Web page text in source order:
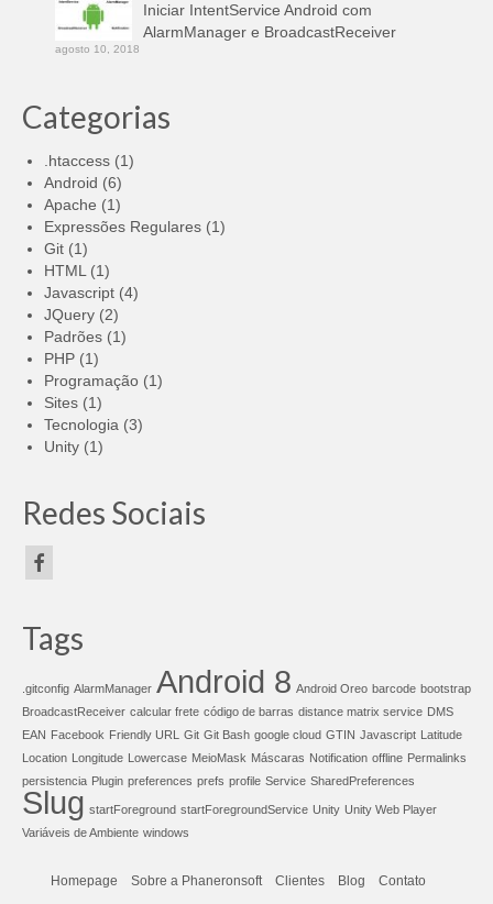
Iniciar IntentService Android com
AlarmManager e BroadcastReceiver
agosto 10, 2018
Categorias
.htaccess (1)
Android (6)
Apache (1)
Expressões Regulares (1)
Git (1)
HTML (1)
Javascript (4)
JQuery (2)
Padrões (1)
PHP (1)
Programação (1)
Sites (1)
Tecnologia (3)
Unity (1)
Redes Sociais
Tags
.gitconfig AlarmManager Android 8 Android Oreo barcode bootstrap
BroadcastReceiver calcular frete código de barras distance matrix service DMS
EAN Facebook Friendly URL Git Git Bash google cloud GTIN Javascript Latitude
Location Longitude Lowercase MeioMask Máscaras Notification offline Permalinks
persistencia Plugin preferences prefs profile Service SharedPreferences
Slug startForeground startForegroundService Unity Unity Web Player
Variáveis de Ambiente windows
Homepage Sobre a Phaneronsoft Clientes Blog Contato